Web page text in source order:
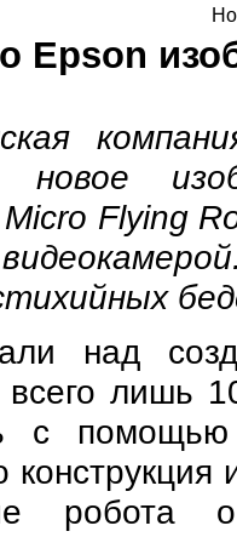
Epson
новое
Flying
над
всего лишь
с помощью
робота